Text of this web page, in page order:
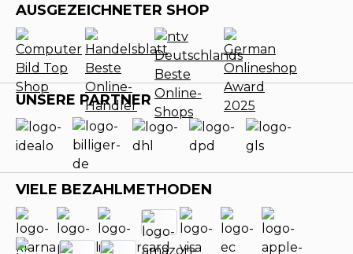
AUSGEZEICHNETER SHOP
UNSERE PARTNER
VIELE BEZAHLMETHODEN